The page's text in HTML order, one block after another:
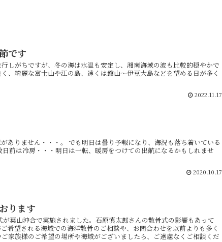
です
しがちですが、冬の海は水温も安定し、湘南海域の波も比較的穏やかで
、綺麗な富士山や江の島、遠くは館山〜伊豆大島などを望める日が多く
2022.11.17
ありません・・・。 でも明日は曇り予報になり、海況も落ち着いている
前は冷房・・・明日は一転、暖房をつけての出航になるかもしれませ
2020.10.17
ります
葉山沖合で実施されました。石原慎太郎さんの散骨式の影響もあって
希望される海域での海洋散骨のご相談や、お問合わせを以前よりも多く
家族様のご希望の場所や海域がございましたら、ご遠慮なくご相談くだ